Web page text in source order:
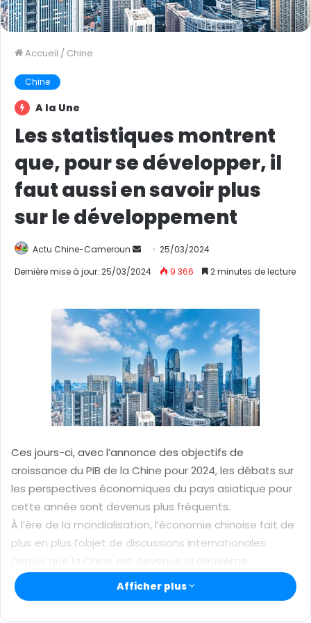
Accueil / Chine
Chine
A la Une
Les statistiques montrent
que, pour se développer, il
faut aussi en savoir plus
sur le développement
Actu Chine-Cameroun
n
e
r
u
n
c
o
r
r
25/03/2024
Dernière mise à jour: 25/03/2024
9 366 2 minutes de lecture
Ces jours-ci, avec l’annonce des objectifs de
croissance du PIB de la Chine pour 2024, les débats sur
les perspectives économiques du pays asiatique pour
cette année sont devenus plus fréquents.
À l’ère de la mondialisation, l’économie chinoise fait de
plus en plus l’objet de discussions internationales.
Depuis que la Chine est devenue la deuxième
économie mondiale, la relation entre le PIB de la Chine
et celui des États-Unis a toujours été au centre des
Afficher plus